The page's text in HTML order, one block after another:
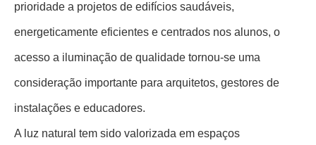
prioridade a projetos de edifícios saudáveis,
energeticamente eficientes e centrados nos alunos, o
acesso a iluminação de qualidade tornou-se uma
consideração importante para arquitetos, gestores de
instalações e educadores.
A luz natural tem sido valorizada em espaços